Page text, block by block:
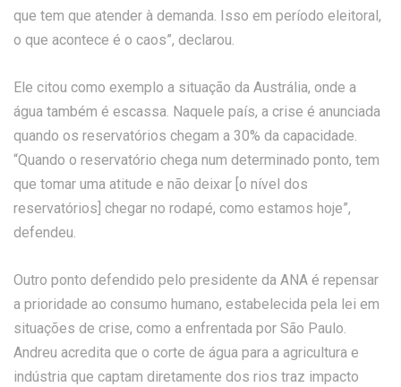
que tem que atender à demanda. Isso em período eleitoral,
o que acontece é o caos”, declarou.
Ele citou como exemplo a situação da Austrália, onde a
água também é escassa. Naquele país, a crise é anunciada
quando os reservatórios chegam a 30% da capacidade.
“Quando o reservatório chega num determinado ponto, tem
que tomar uma atitude e não deixar [o nível dos
reservatórios] chegar no rodapé, como estamos hoje”,
defendeu.
Outro ponto defendido pelo presidente da ANA é repensar
a prioridade ao consumo humano, estabelecida pela lei em
situações de crise, como a enfrentada por São Paulo.
Andreu acredita que o corte de água para a agricultura e
indústria que captam diretamente dos rios traz impacto